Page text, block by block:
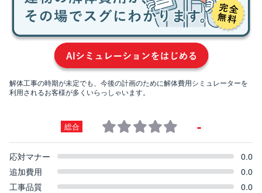
解体工事の時期が未定でも、今後の計画のために解体費用シミュレーターを
利用されるお客様が多くいらっしゃいます。
総合 -
応対マナー
0.0
追加費用
0.0
工事品質
0.0